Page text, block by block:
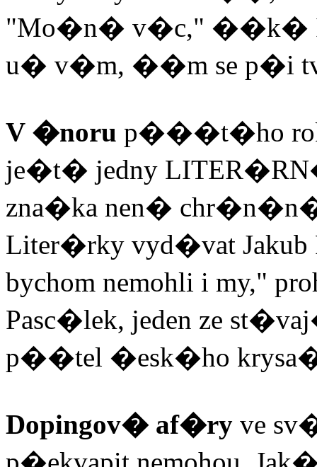
"Mo�n� v�c," ��k�
u� v�m, ��m se p�i
V �noru p���t�ho
je�t� jedny
zna�ka nen�
Liter�rky vyd�vat
bychom nemohli i my,"
Pasc�lek, jeden ze
p��tel �esk�ho
Dopingov� af�ry ve